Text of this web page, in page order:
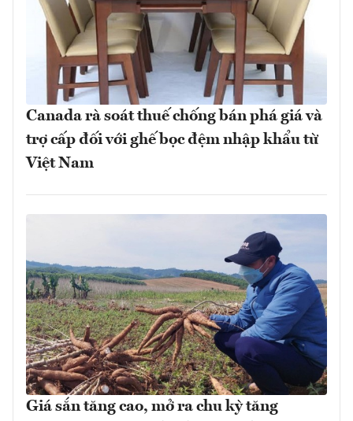
Canada rà soát thuế chống bán phá giá và
trợ cấp đối với ghế bọc đệm nhập khẩu từ
Việt Nam
Giá sắn tăng cao, mở ra chu kỳ tăng